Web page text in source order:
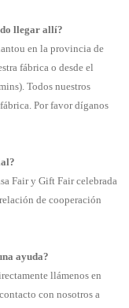
llegar allí?
en la provincia de
fábrica o desde el
Todos nuestros
Por favor díganos
Fair y Gift Fair celebrada
de cooperación
ayuda?
llámenos en
con nosotros a